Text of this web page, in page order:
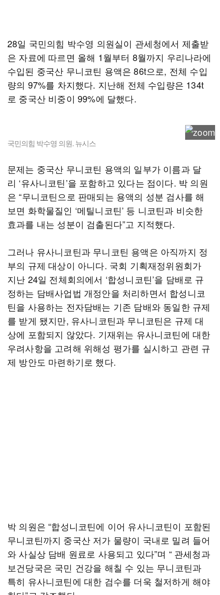
28일 국민의힘 박수영 의원실이 관세청에서 제출받
은 자료에 따르면 올해 1월부터 8월까지 우리나라에
수입된 중국산 무니코틴 용액은 86t으로, 전체 수입
량의 97%를 차지했다. 지난해 전체 수입량은 134t
로 중국산 비중이 99%에 달했다.
국민의힘 박수영 의원. 뉴시스
문제는 중국산 무니코틴 용액의 일부가 이름과 달
리 ‘유사니코틴’을 포함하고 있다는 점이다. 박 의원
은 “무니코틴으로 판매되는 용액의 성분 검사를 해
보면 화학물질인 ‘메틸니코틴’ 등 니코틴과 비슷한
효과를 내는 성분이 검출된다”고 지적했다.
그러나 유사니코틴과 무니코틴 용액은 아직까지 정
부의 규제 대상이 아니다. 국회 기획재정위원회가
지난 24일 전체회의에서 ‘합성니코틴’을 담배로 규
정하는 담배사업법 개정안을 처리하면서 합성니코
틴을 사용하는 전자담배는 기존 담배와 동일한 규제
를 받게 됐지만, 유사니코틴과 무니코틴은 규제 대
상에 포함되지 않았다. 기재위는 유사니코틴에 대한
우려사항을 고려해 위해성 평가를 실시하고 관련 규
제 방안도 마련하기로 했다.
박 의원은 “합성니코틴에 이어 유사니코틴이 포함된
무니코틴까지 중국산 저가 물량이 국내로 밀려 들어
와 사실상 담배 원료로 사용되고 있다”며 “ 관세청과
보건당국은 국민 건강을 해칠 수 있는 무니코틴과
특히 유사니코틴에 대한 검수를 더욱 철저하게 해야